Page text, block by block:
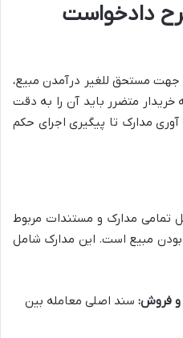
دادخواست
مستحق للغیر درآمدن مبیع،
متضرر باید آن را به دقت
مدارک تا پیگیری اجرای حکم
تمامی مدارک و مستندات مربوط
بودن مبیع است. این مدارک شامل
و فروش: سند اصلی معامله بین